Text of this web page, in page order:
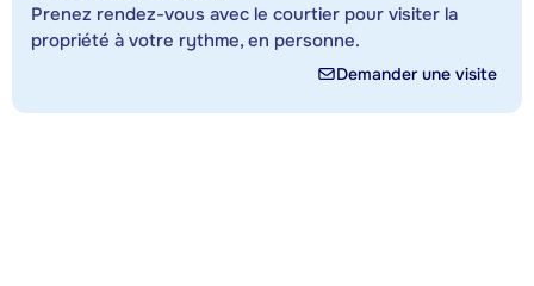
Prenez rendez-vous avec le courtier pour visiter la
propriété à votre rythme, en personne.
Demander une visite